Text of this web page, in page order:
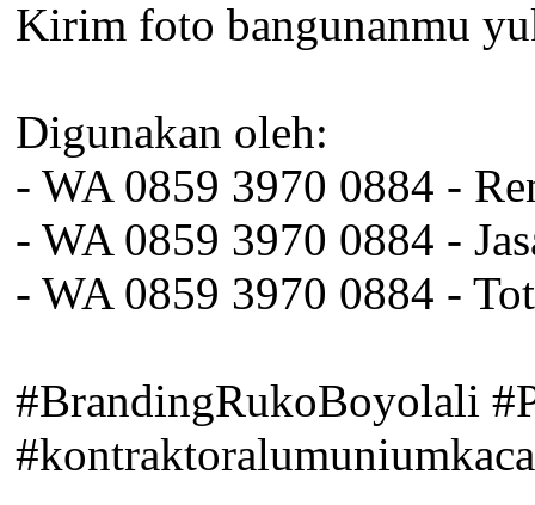
Kirim foto bangunanmu
Digunakan oleh:
- WA 0859 3970 0884 -
- WA 0859 3970 0884 -
- WA 0859 3970 0884 -
#BrandingRukoBoyolali